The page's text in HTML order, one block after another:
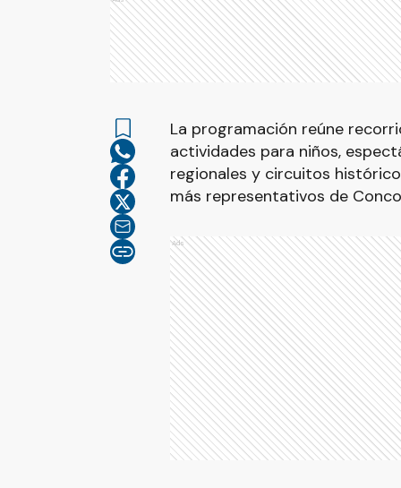
La programación reúne
actividades para niños,
regionales y circuitos
más representativos de
Ads